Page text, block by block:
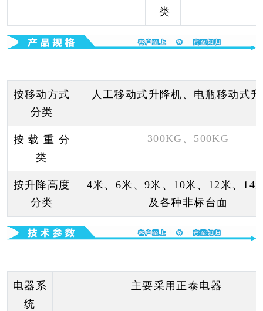
类
按移动方式
分类
人工移动式升降机、电瓶移动式
按 载 重 分
类
300KG、500KG
按升降高度
分类
4米、6米、9米、10米、12米、14
及各种非标台面
电器系
统
主要采用正泰电器